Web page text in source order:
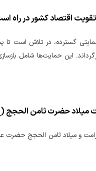
اقتصاد کشور در راه
گسترده، در تلاش است
این حمایت‌ها شامل
حضرت ثامن الحجج
و میلاد ثامن الحجج حضرت